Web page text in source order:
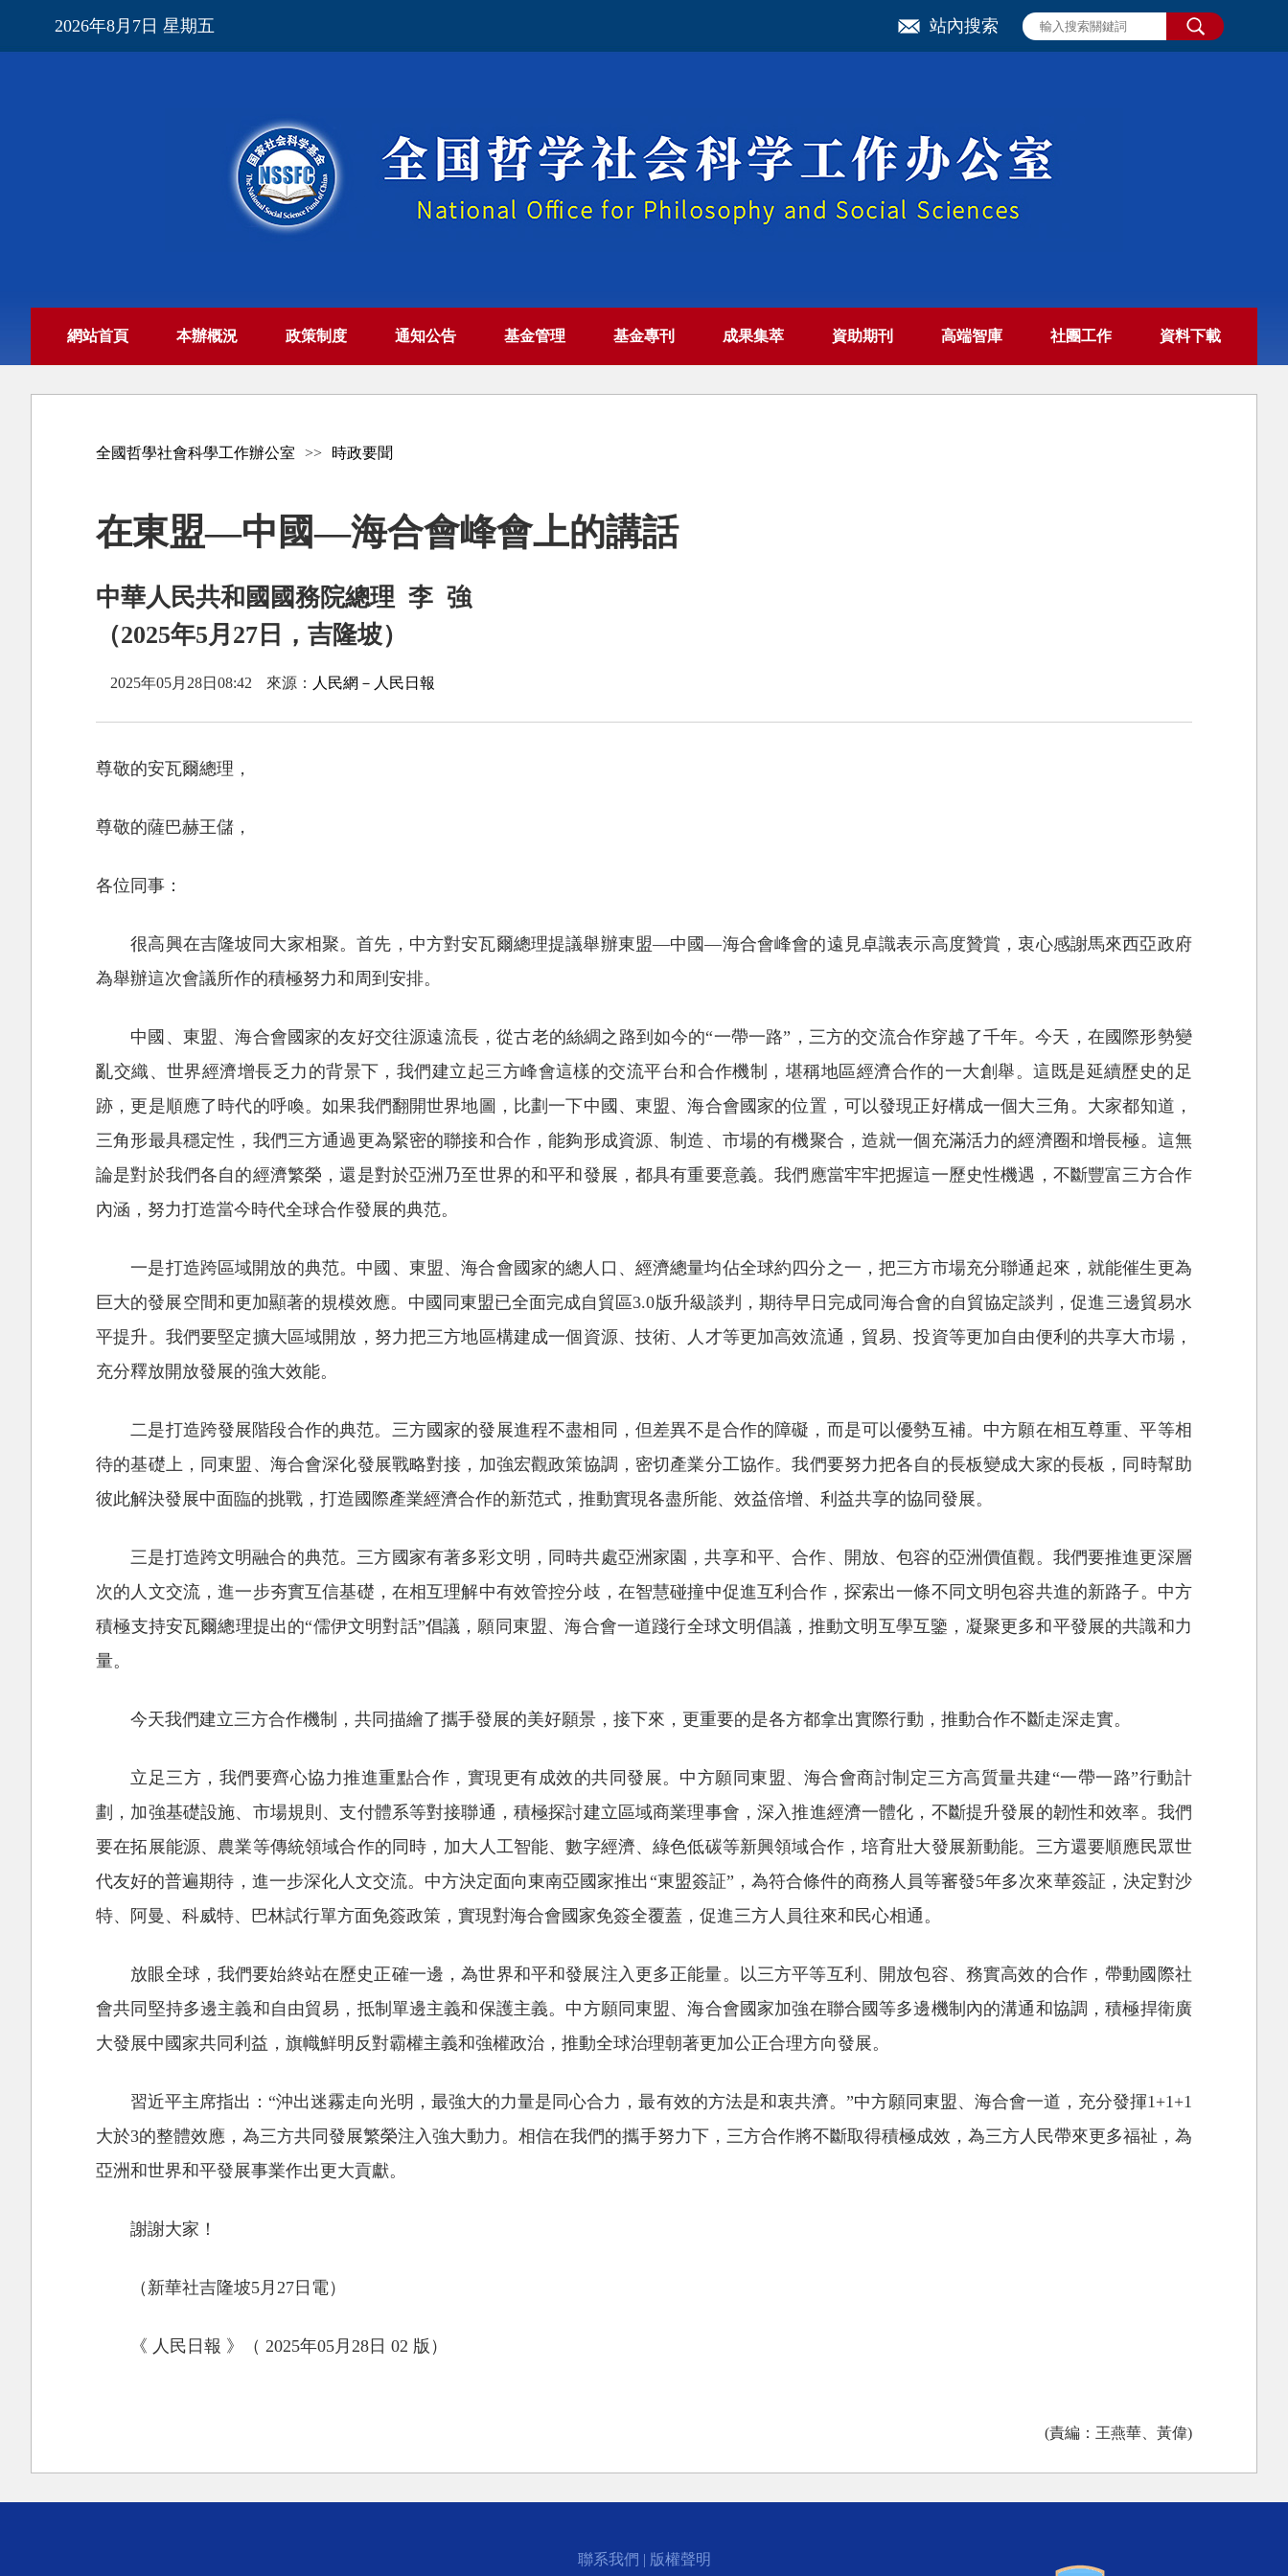
2026年8月7日 星期五 站內搜索
網站首頁 本辦概況 政策制度 通知公告 基金管理 基金專刊 成果集萃 資助期刊 高端智庫 社團工作 資料下載
全國哲學社會科學工作辦公室 >> 時政要聞
在東盟—中國—海合會峰會上的講話
中華人民共和國國務院總理 李 強
（2025年5月27日，吉隆坡）
2025年05月28日08:42 來源： 人民網－人民日報
尊敬的安瓦爾總理，
尊敬的薩巴赫王儲，
各位同事：
很高興在吉隆坡同大家相聚。首先，中方對安瓦爾總理提議舉辦東盟—中國—海合會峰會的遠見卓識表示高度贊賞，衷心感謝馬來西亞政府
為舉辦這次會議所作的積極努力和周到安排。
中國、東盟、海合會國家的友好交往源遠流長，從古老的絲綢之路到如今的“一帶一路”，三方的交流合作穿越了千年。今天，在國際形勢變
亂交織、世界經濟增長乏力的背景下，我們建立起三方峰會這樣的交流平台和合作機制，堪稱地區經濟合作的一大創舉。這既是延續歷史的足
跡，更是順應了時代的呼喚。如果我們翻開世界地圖，比劃一下中國、東盟、海合會國家的位置，可以發現正好構成一個大三角。大家都知道，
三角形最具穩定性，我們三方通過更為緊密的聯接和合作，能夠形成資源、制造、市場的有機聚合，造就一個充滿活力的經濟圈和增長極。這無
論是對於我們各自的經濟繁榮，還是對於亞洲乃至世界的和平和發展，都具有重要意義。我們應當牢牢把握這一歷史性機遇，不斷豐富三方合作
內涵，努力打造當今時代全球合作發展的典范。
一是打造跨區域開放的典范。中國、東盟、海合會國家的總人口、經濟總量均佔全球約四分之一，把三方市場充分聯通起來，就能催生更為
巨大的發展空間和更加顯著的規模效應。中國同東盟已全面完成自貿區3.0版升級談判，期待早日完成同海合會的自貿協定談判，促進三邊貿易水
平提升。我們要堅定擴大區域開放，努力把三方地區構建成一個資源、技術、人才等更加高效流通，貿易、投資等更加自由便利的共享大市場，
充分釋放開放發展的強大效能。
二是打造跨發展階段合作的典范。三方國家的發展進程不盡相同，但差異不是合作的障礙，而是可以優勢互補。中方願在相互尊重、平等相
待的基礎上，同東盟、海合會深化發展戰略對接，加強宏觀政策協調，密切產業分工協作。我們要努力把各自的長板變成大家的長板，同時幫助
彼此解決發展中面臨的挑戰，打造國際產業經濟合作的新范式，推動實現各盡所能、效益倍增、利益共享的協同發展。
三是打造跨文明融合的典范。三方國家有著多彩文明，同時共處亞洲家園，共享和平、合作、開放、包容的亞洲價值觀。我們要推進更深層
次的人文交流，進一步夯實互信基礎，在相互理解中有效管控分歧，在智慧碰撞中促進互利合作，探索出一條不同文明包容共進的新路子。中方
積極支持安瓦爾總理提出的“儒伊文明對話”倡議，願同東盟、海合會一道踐行全球文明倡議，推動文明互學互鑒，凝聚更多和平發展的共識和力
量。
今天我們建立三方合作機制，共同描繪了攜手發展的美好願景，接下來，更重要的是各方都拿出實際行動，推動合作不斷走深走實。
立足三方，我們要齊心協力推進重點合作，實現更有成效的共同發展。中方願同東盟、海合會商討制定三方高質量共建“一帶一路”行動計
劃，加強基礎設施、市場規則、支付體系等對接聯通，積極探討建立區域商業理事會，深入推進經濟一體化，不斷提升發展的韌性和效率。我們
要在拓展能源、農業等傳統領域合作的同時，加大人工智能、數字經濟、綠色低碳等新興領域合作，培育壯大發展新動能。三方還要順應民眾世
代友好的普遍期待，進一步深化人文交流。中方決定面向東南亞國家推出“東盟簽証”，為符合條件的商務人員等審發5年多次來華簽証，決定對沙
特、阿曼、科威特、巴林試行單方面免簽政策，實現對海合會國家免簽全覆蓋，促進三方人員往來和民心相通。
放眼全球，我們要始終站在歷史正確一邊，為世界和平和發展注入更多正能量。以三方平等互利、開放包容、務實高效的合作，帶動國際社
會共同堅持多邊主義和自由貿易，抵制單邊主義和保護主義。中方願同東盟、海合會國家加強在聯合國等多邊機制內的溝通和協調，積極捍衛廣
大發展中國家共同利益，旗幟鮮明反對霸權主義和強權政治，推動全球治理朝著更加公正合理方向發展。
習近平主席指出：“沖出迷霧走向光明，最強大的力量是同心合力，最有效的方法是和衷共濟。”中方願同東盟、海合會一道，充分發揮1+1+1
大於3的整體效應，為三方共同發展繁榮注入強大動力。相信在我們的攜手努力下，三方合作將不斷取得積極成效，為三方人民帶來更多福祉，為
亞洲和世界和平發展事業作出更大貢獻。
謝謝大家！
（新華社吉隆坡5月27日電）
《 人民日報 》（ 2025年05月28日 02 版）
(責編：王燕華、黃偉)
聯系我們 | 版權聲明